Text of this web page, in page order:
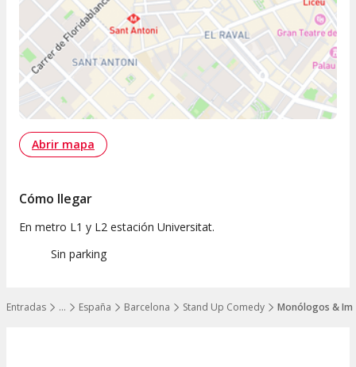
…
Mostrar todos los niveles
Entradas España Barcelona Stand Up Comedy Monólogos &
Abrir mapa
Cómo llegar
En metro L1 y L2 estación Universitat.
Sin parking